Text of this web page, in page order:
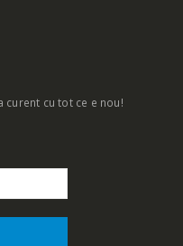
curent cu tot ce e nou!